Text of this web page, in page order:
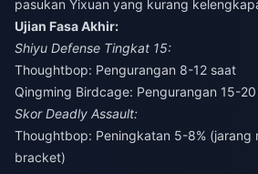
pasukan Yixuan yang kurang
Ujian Fasa Akhir:
Shiyu Defense Tingkat 15:
Thoughtbop: Pengurangan 8-12 saat
Qingming Birdcage: Pengurangan 15-
Skor Deadly Assault:
Thoughtbop: Peningkatan 5-8% (jarang
bracket)